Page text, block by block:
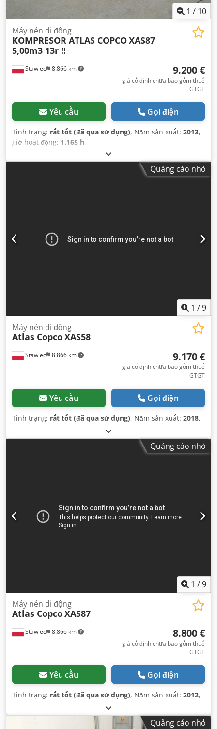
1 / 10
Stawiec 8.866 km
Máy nén di động
KOMPRESOR ATLAS COPCOXAS87
5,00m3 13r !!
9.200 €
giá cố định chưa bao gồm thuế
GTGT
Yêu cầu Gọi điện
Tình trạng: rất tốt (đã qua sử dụng), Năm sản xuất: 2013,
giờ hoạt động: 1.165 h,
Quảng cáo nhỏ
1 /9
Stawiec 8.866 km
Máy nén di động
Atlas CopcoXAS58
9.170 €
giá cố định chưa bao gồm thuế
GTGT
Yêu cầu Gọi điện
Tình trạng: rất tốt (đã qua sử dụng), Năm sản xuất: 2018,
Quảng cáo nhỏ
1 /9
Stawiec 8.866 km
Máy nén di động
Atlas CopcoXAS87
8.800 €
giá cố định chưa bao gồm thuế
GTGT
Yêu cầu Gọi điện
Tình trạng: rất tốt (đã qua sử dụng), Năm sản xuất: 2012,
Quảng cáo nhỏ